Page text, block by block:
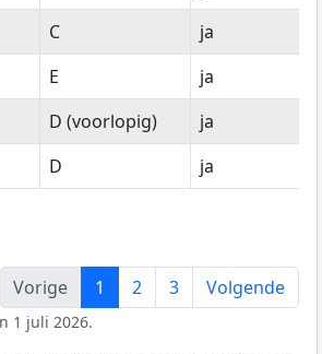
C
ja
E
ja
D (voorlopig)
ja
D ja
Vorige
1 2 3 Volgende
1 juli 2026.